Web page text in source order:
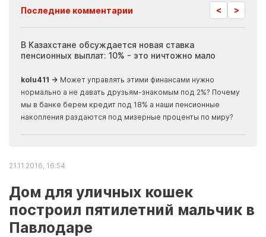
Последние комментарии < >
В Казахстане обсуждается новая ставка
пенсионных выплат: 10% - это ничтожно мало
kolu411 → Может управлять этими финансами нужно
нормально а не давать друзьям-знакомым под 2%? Почему
мы в банке берем кредит под 18% а наши пенсионные
накопления раздаются под мизерные проценты по миру?
21.11.2016, 16:54
Дом для уличных кошек
построил пятилетний мальчик в
Павлодаре